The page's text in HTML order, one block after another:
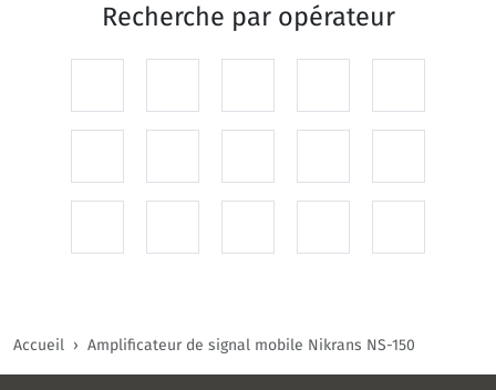
Recherche par opérateur
Accueil Amplificateur de signal mobile Nikrans NS-150